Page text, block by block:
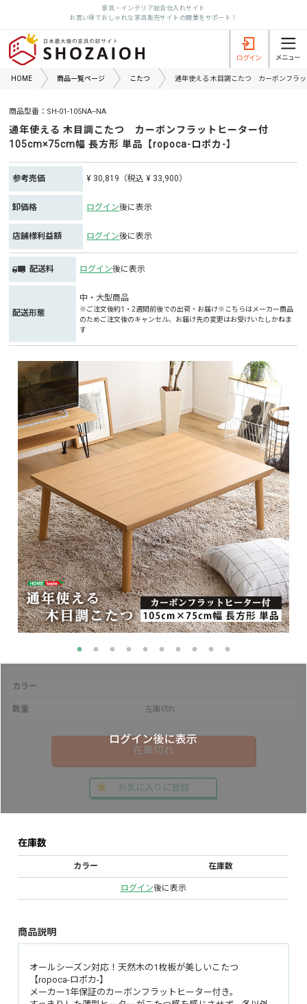
家具・インテリア総合仕入れサイト
お買い得でおしゃれな家具販売サイトの開業をサポート！
HOME 商品一覧ページ こたつ 通年使える 木目調こたつ カーボンフラ
商品型番：SH-01-105NA--NA
通年使える 木目調こたつ カーボンフラットヒーター付
105cm×75cm幅 長方形 単品【ropoca-ロポカ-】
参考売価 ¥ 30,819（税込 ¥ 33,900）
卸価格 ログイン後に表示
店舗様利益額 ログイン後に表示
配送料 ログイン後に表示
配送形態
中・大型商品
※ご注文後約1・2週間前後での出荷・お届け※こちらはメーカー商品
のためご注文後のキャンセル、お届け先の変更はお受けいたしかねま
す
カラー
数量 在庫切れ
在庫切れ
お気に入りに登録
在庫数
カラー 在庫数
ログイン後に表示
商品説明
オールシーズン対応！天然木の1枚板が美しいこたつ
【ropoca-ロポカ-】
メーカー1年保証のカーボンフラットヒーター付き。